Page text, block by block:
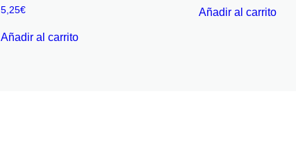
5,25€
Añadir al carrito
Añadir al carrito